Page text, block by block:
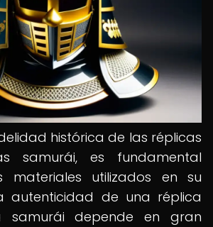
histórica de las réplicas
samurái, es fundamental
materiales utilizados en su
autenticidad de una réplica
samurái depende en gran